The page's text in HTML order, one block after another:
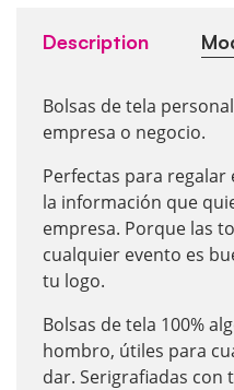
Description
Bolsas de tela
empresa o negocio.
Perfectas para
la información que
empresa. Porque las
cualquier evento es
tu logo.
Bolsas de tela 100%
hombro, útiles para
dar. Serigrafiadas con